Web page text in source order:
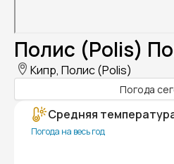
Полис (Polis)
Кипр, Полис (Polis)
Погода
Средняя
Погода на весь год